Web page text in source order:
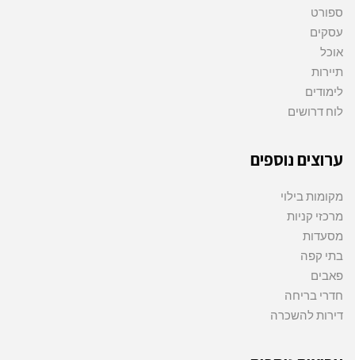
ספורט
עסקים
אוכל
תיירות
לימודים
לוח דרושים
ערוצים נוספים
מקומות בילוי
מרכזי קניות
מסעדות
בתי קפה
פאבים
חדרי בריחה
דירות להשכרה